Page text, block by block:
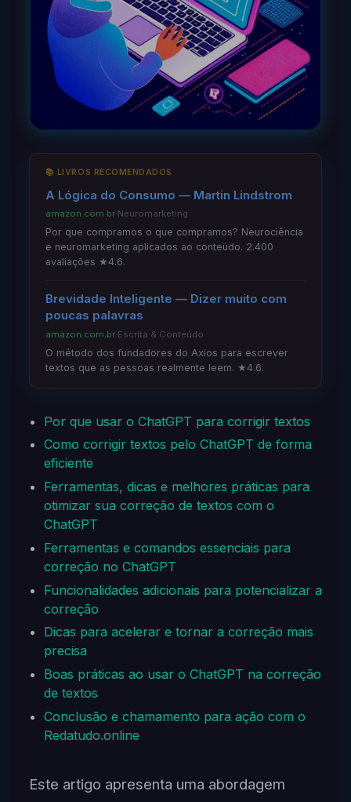
📚 LIVROS RECOMENDADOS
A Lógica do Consumo — Martin Lindstrom
amazon.com.br·Neuromarketing
Por que compramos o que compramos? Neurociência
e neuromarketing aplicados ao conteúdo. 2.400
avaliações ★4.6.
Brevidade Inteligente — Dizer muito com
poucas palavras
amazon.com.br·Escrita & Conteúdo
O método dos fundadores do Axios para escrever
textos que as pessoas realmente leem. ★4.6.
Por que usar o ChatGPT para corrigir textos
Como corrigir textos pelo ChatGPT de forma
eficiente
Ferramentas, dicas e melhores práticas para
otimizar sua correção de textos com o
ChatGPT
Ferramentas e comandos essenciais para
correção no ChatGPT
Funcionalidades adicionais para potencializar a
correção
Dicas para acelerar e tornar a correção mais
precisa
Boas práticas ao usar o ChatGPT na correção
de textos
Conclusão e chamamento para ação com o
Redatudo.online
Este artigo apresenta uma abordagem